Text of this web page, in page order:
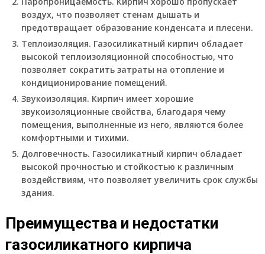
воздух, что позволяет стенам дышать и
предотвращает образование конденсата и плесени.
Теплоизоляция. Газосиликатный кирпич обладает
высокой теплоизоляционной способностью, что
позволяет сократить затраты на отопление и
кондиционирование помещений.
Звукоизоляция. Кирпич имеет хорошие
звукоизоляционные свойства, благодаря чему
помещения, выполненные из него, являются более
комфортными и тихими.
Долговечность. Газосиликатный кирпич обладает
высокой прочностью и стойкостью к различным
воздействиям, что позволяет увеличить срок службы
здания.
Преимущества и недостатки
газосиликатного кирпича